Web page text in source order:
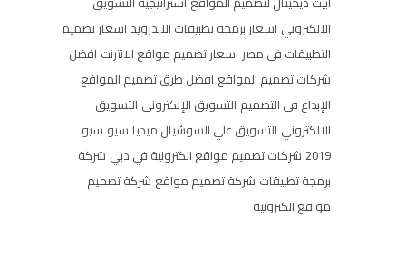
الالكتروني اسعار برمجة تطبيقات الاندرويد اسعار تصميم
التطبيقات فى مصر اسعار تصميم مواقع الانترنت افضل
شركات تصميم المواقع افضل طرق تصميم المواقع
الإبداع في التصميم التسويق الإلكتروني التسويق
الالكتروني التسويق علي السوشيال ميديا سيو سيو
2019 شركات تصميم مواقع الكترونية في دبي شركة
برمجة تطبيقات شركة تصميم مواقع شركة تصميم
مواقع الكترونية